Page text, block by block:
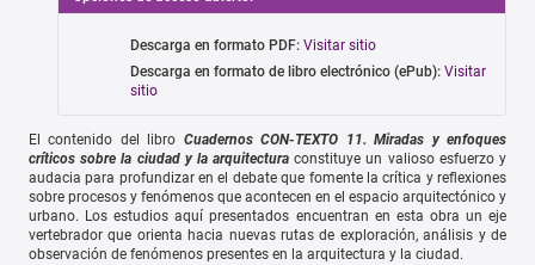
Descarga en formato PDF: Visitar sitio
Descarga en formato de libro electrónico (ePub): Visitar
sitio
El contenido del libro Cuadernos CON-TEXTO 11. Miradas y enfoques
críticos sobre la ciudad y la arquitectura constituye un valioso esfuerzo y
audacia para profundizar en el debate que fomente la crítica y reflexiones
sobre procesos y fenómenos que acontecen en el espacio arquitectónico y
urbano. Los estudios aquí presentados encuentran en esta obra un eje
vertebrador que orienta hacia nuevas rutas de exploración, análisis y de
observación de fenómenos presentes en la arquitectura y la ciudad.